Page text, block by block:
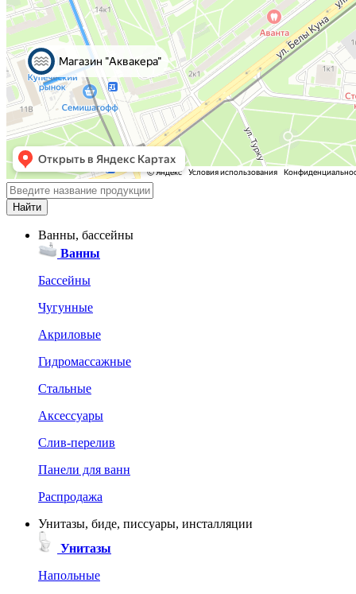
Ванны, бассейны
Ванны
Бассейны
Чугунные
Акриловые
Гидромассажные
Стальные
Аксессуары
Слив-перелив
Панели для ванн
Распродажа
Унитазы, биде, писсуары, инсталляции
Унитазы
Напольные